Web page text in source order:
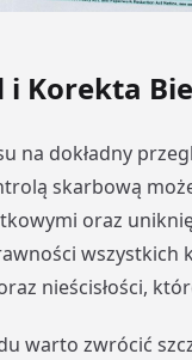
i Korekta
na dokładny
skarbową
oraz
nieścisłości,
warto zwrócić